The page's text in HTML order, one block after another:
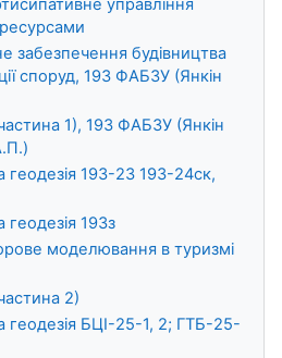
управління
забезпечення будівництва
споруд, 193 ФАБЗУ (Янкін
1), 193 ФАБЗУ (Янкін
геодезія 193-23 193-24ск,
геодезія 193з
моделювання в туризмі
2)
геодезія БЦІ-25-1, 2; ГТБ-25-